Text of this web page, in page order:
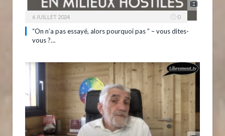
6 JUILLET 2024 0
“On n’a pas essayé, alors pourquoi pas ” – vous dites-
vous ?…